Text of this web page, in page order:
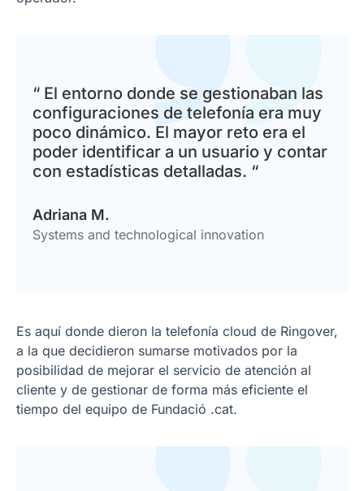
“ El entorno donde se gestionaban las
configuraciones de telefonía era muy
poco dinámico. El mayor reto era el
poder identificar a un usuario y contar
con estadísticas detalladas. “
Adriana M.
Systems and technological innovation
Es aquí donde dieron la telefonía cloud de Ringover,
a la que decidieron sumarse motivados por la
posibilidad de mejorar el servicio de atención al
cliente y de gestionar de forma más eficiente el
tiempo del equipo de Fundació .cat.